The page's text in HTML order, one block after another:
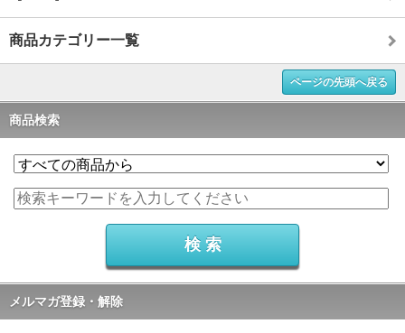
商品カテゴリー一覧
ページの先頭へ戻る
商品検索
メルマガ登録・解除